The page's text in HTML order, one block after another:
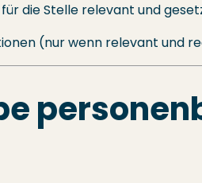
die Stelle relevant und
(nur wenn relevant und